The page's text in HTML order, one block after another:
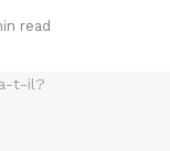
read